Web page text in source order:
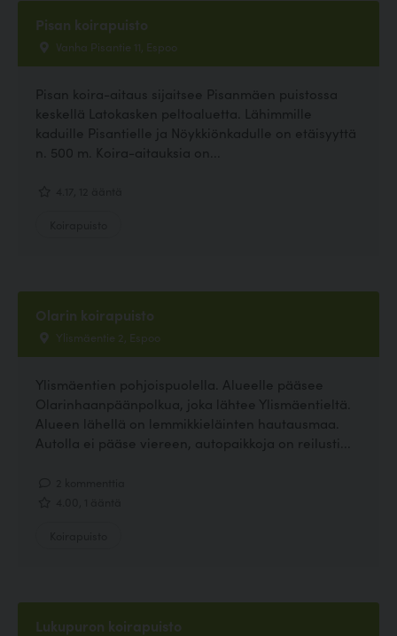
Pisan koirapuisto
Vanha Pisantie 11, Espoo
Pisan koira-aitaus sijaitsee Pisanmäen puistossa
keskellä Latokasken peltoaluetta. Lähimmille
kaduille Pisantielle ja Nöykkiönkadulle on etäisyyttä
n. 500 m. Koira-aitauksia on...
Olarin koirapuisto
Ylismäentie 2, Espoo
Ylismäentien pohjoispuolella. Alueelle pääsee
Olarinhaanpäänpolkua, joka lähtee Ylismäentieltä.
Alueen lähellä on lemmikkieläinten hautausmaa.
Autolla ei pääse viereen, autopaikkoja on reilusti...
Lukupuron koirapuisto